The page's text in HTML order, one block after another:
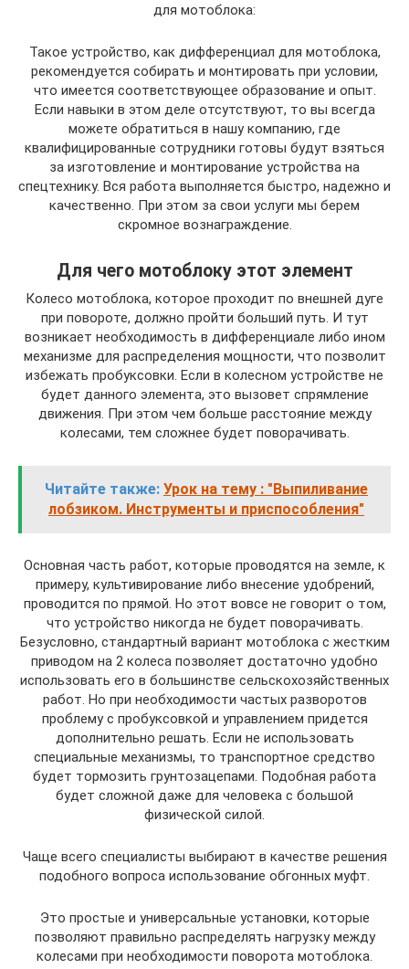
для мотоблока:
Такое устройство, как дифференциал для мотоблока,
рекомендуется собирать и монтировать при условии,
что имеется соответствующее образование и опыт.
Если навыки в этом деле отсутствуют, то вы всегда
можете обратиться в нашу компанию, где
квалифицированные сотрудники готовы будут взяться
за изготовление и монтирование устройства на
спецтехнику. Вся работа выполняется быстро, надежно и
качественно. При этом за свои услуги мы берем
скромное вознаграждение.
Для чего мотоблоку этот элемент
Колесо мотоблока, которое проходит по внешней дуге
при повороте, должно пройти больший путь. И тут
возникает необходимость в дифференциале либо ином
механизме для распределения мощности, что позволит
избежать пробуксовки. Если в колесном устройстве не
будет данного элемента, это вызовет спрямление
движения. При этом чем больше расстояние между
колесами, тем сложнее будет поворачивать.
Читайте также: Урок на тему : "Выпиливание
лобзиком. Инструменты и приспособления"
Основная часть работ, которые проводятся на земле, к
примеру, культивирование либо внесение удобрений,
проводится по прямой. Но этот вовсе не говорит о том,
что устройство никогда не будет поворачивать.
Безусловно, стандартный вариант мотоблока с жестким
приводом на 2 колеса позволяет достаточно удобно
использовать его в большинстве сельскохозяйственных
работ. Но при необходимости частых разворотов
проблему с пробуксовкой и управлением придется
дополнительно решать. Если не использовать
специальные механизмы, то транспортное средство
будет тормозить грунтозацепами. Подобная работа
будет сложной даже для человека с большой
физической силой.
Чаще всего специалисты выбирают в качестве решения
подобного вопроса использование обгонных муфт.
Это простые и универсальные установки, которые
позволяют правильно распределять нагрузку между
колесами при необходимости поворота мотоблока.